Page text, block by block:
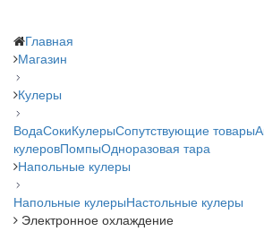
Главная
Магазин
Кулеры
ВодаСокиКулерыСопутствующие товары
кулеровПомпыОдноразовая тара
Напольные кулеры
Напольные кулерыНастольные кулеры
Электронное охлаждение